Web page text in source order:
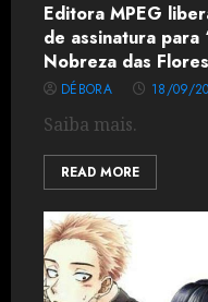
Editora MPEG
de assinatura para
Nobreza das
DÉBORA 18/09/
Saiba mais.
READ MORE